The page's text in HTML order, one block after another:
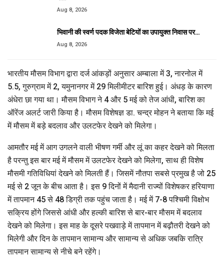
Aug 8, 2026
भिवानी की स्वर्ण पदक विजेता बेटियों का उपायुक्त निवास पर…
Aug 8, 2026
भारतीय मौसम विभाग द्वारा दर्ज आंकड़ों अनुसार अम्बाला में 3, नारनोल में
5.5, गुरुग्राम में 2, यमुनानगर में 29 मिलीमीटर बारिश हुई। अंधड़ के कारण
अंधेरा छा गया था। मौसम विभाग ने 4 और 5 मई को तेज आंधी, बारिश का
ऑरेंज अलर्ट जारी किया है। मौसम विशेषज्ञ डा. चन्द्र मोहन ने बताया कि मई
में मौसम में बड़े बदलाव और उलटफेर देखने को मिलेगा।
आमतौर मई में आग उगलने वाली भीषण गर्मी और लूं का कहर देखने को मिलता
है परन्तु इस बार मई में मौसम में उलटफेर देखने को मिलेगा, साथ ही विशेष
मौसमी गतिविधियां देखने को मिलती हैं। जिसमें नौतपा सबसे प्रमुख है जो 25
मई से 2 जून के बीच आता है। इस 9 दिनों में मैदानी राज्यों विशेषकर हरियाणा
में तापमान 45 से 48 डिग्री तक पहुंच जाता है। मई में 7-8 पश्चिमी विक्षोभ
सक्रिय होंगे जिससे आंधी और हल्की बारिश से बार-बार मौसम में बदलाव
देखने को मिलेगा। इस माह के दूसरे पखवाड़े में तापमान में बढ़ौतरी देखने को
मिलेगी और दिन के तापमान सामान्य और सामान्य से अधिक जबकि रात्रि
तापमान सामान्य से नीचे बने रहेंगे।